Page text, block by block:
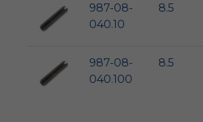
987-08-
040.10
8.5
987-08-
040.100
8.5